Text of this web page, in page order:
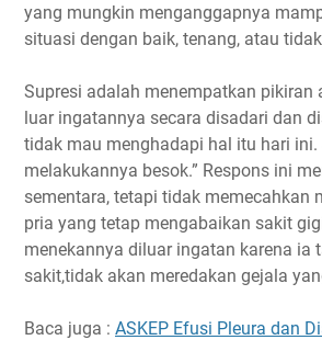
yang mungkin menganggapnya
situasi dengan baik, tenang, atau
Supresi adalah menempatkan pikiran
luar ingatannya secara disadari dan
tidak mau menghadapi hal itu hari ini.
melakukannya besok.” Respons ini
sementara, tetapi tidak memecahkan
pria yang tetap mengabaikan sakit
menekannya diluar ingatan karena ia
sakit,tidak akan meredakan gejala
Baca juga : ASKEP Efusi Pleura dan